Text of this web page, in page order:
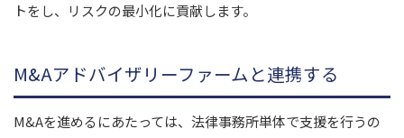
トをし、リスクの最小化に貢献します。
M&Aアドバイザリーファームと連携する
M&Aを進めるにあたっては、法律事務所単体で支援を行うの